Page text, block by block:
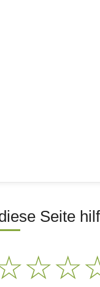
Seite
☆☆